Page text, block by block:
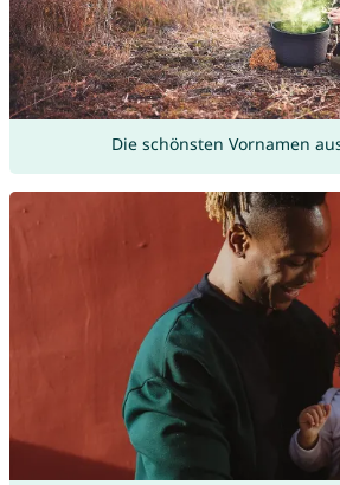
Die schönsten Vornamen